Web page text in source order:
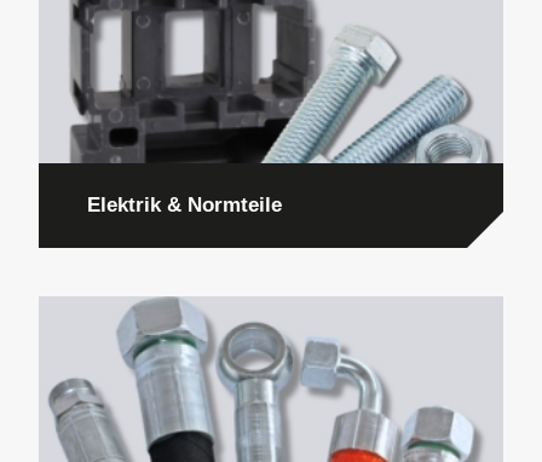
Elektrik & Normteile